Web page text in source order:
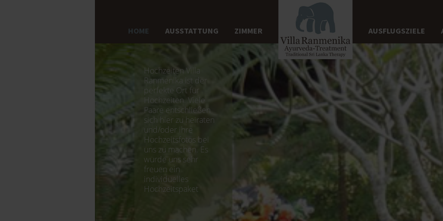
HOME AUSSTATTUNG ZIMMER AUSFLUGSZIELE
Hochzeiten Villa
Ranmenika ist der
perfekte Ort für
Hochzeiten. Viele
Paare entschließen
sich hier zu heiraten
und/oder ihre
Hochzeitsfotos bei
uns zu machen. Es
würde uns sehr
freuen ein
individuelles
Hochzeitspaket